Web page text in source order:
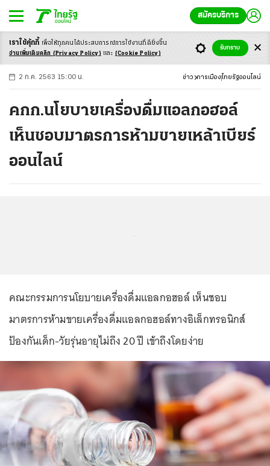
สมัครบริการ
-ก ก ก+
2 ก.ค. 2563 15:00 น. ข่าว การเมือง ไทยรัฐออนไลน์
คกก.นโยบายเครื่องดื่มแอลกอฮอล์
เห็นชอบมาตรการห้ามขายเหล้าเบียร์
ออนไลน์
คณะกรรมการนโยบายเครื่องดื่มแอลกอฮอล์ เห็นชอบ
มาตรการห้ามขายเครื่องดื่มแอลกอฮอล์ทางอิเล็กทรอนิกส์
ป้องกันเด็ก-วัยรุ่นอายุไม่ถึง 20 ปี เข้าถึงโดยง่าย
เราใช้คุ้กกี้ เพื่อให้ทุกคนได้ประสบการณ์การใช้งานที่ดียิ่งขึ้น
อ่านเพิ่มเติมคลิก (Privacy Policy) และ (Cookie Policy)
รับทราบ